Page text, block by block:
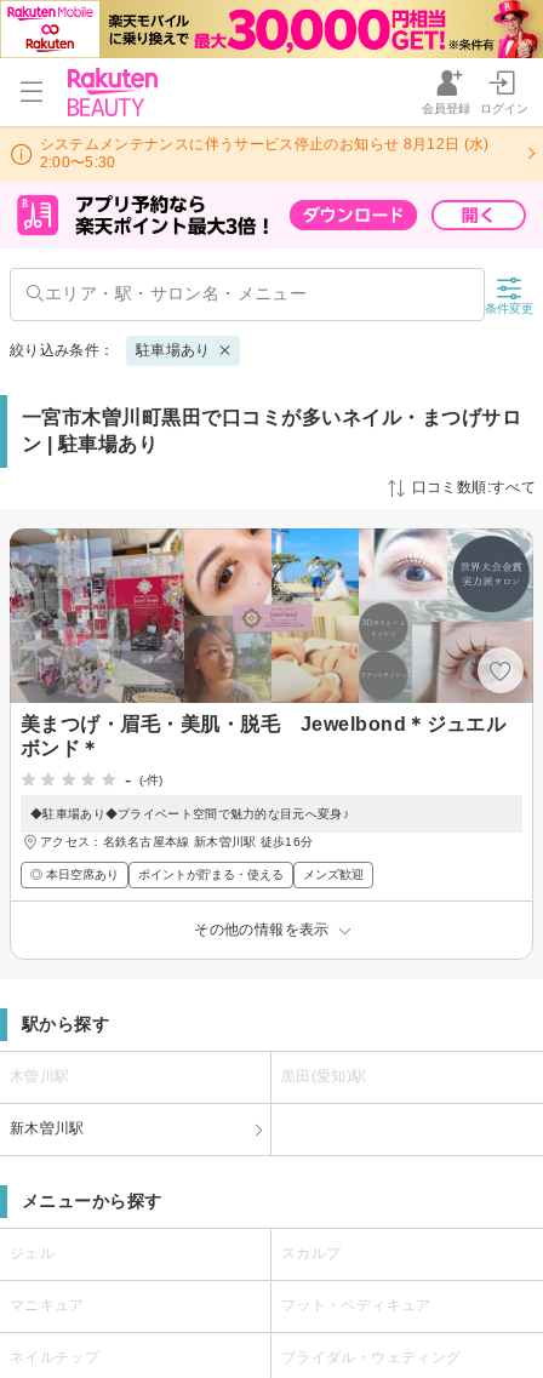
会員登録 ログイン
システムメンテナンスに伴うサービス停止のお知らせ 8月12日 (水)
2:00〜5:30
条件変更
絞り込み条件： 駐車場あり
一宮市木曽川町黒田で口コミが多いネイル・まつげサロ
ン | 駐車場あり
口コミ数順:すべて
美まつげ・眉毛・美肌・脱毛 Jewelbond＊ジュエル
ボンド＊
-
(-件)
◆駐車場あり◆プライベート空間で魅力的な目元へ変身♪
アクセス：名鉄名古屋本線 新木曽川駅 徒歩16分
◎ 本日空席あり ポイントが貯まる・使える メンズ歓迎
その他の情報を表示
駅から探す
木曽川駅 黒田(愛知)駅
新木曽川駅
メニューから探す
ジェル スカルプ
マニキュア フット・ペディキュア
ネイルチップ ブライダル・ウェディング